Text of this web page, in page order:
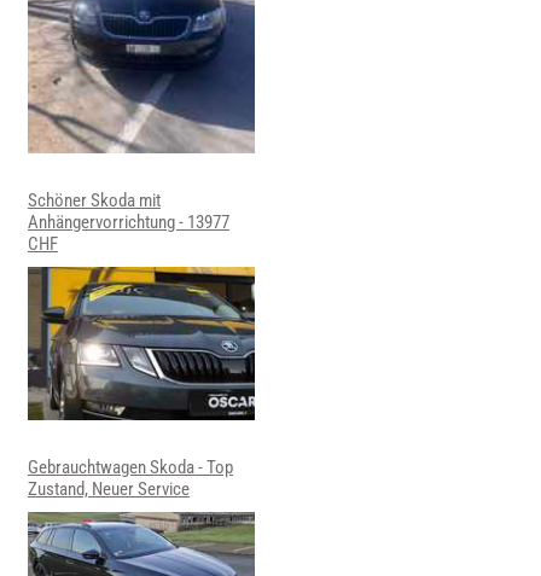
Schöner Skoda mit
Anhängervorrichtung - 13977
CHF
Gebrauchtwagen Skoda - Top
Zustand, Neuer Service